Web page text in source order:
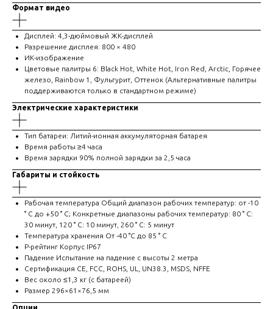
Формат видео
Дисплей: 4,3-дюймовый ЖК-дисплей
Разрешение дисплея: 800 × 480
ИК-изображение
Цветовые палитры 6: Black Hot, White Hot, Iron Red, Arctic, Горячее
железо, Rainbow 1, Фульгурит, Оттенок (Альтернативные палитры
поддерживаются только в стандартном режиме)
Электрические характеристики
Тип батареи: Литий-ионная аккумуляторная батарея
Время работы ≥4 часа
Время зарядки 90% полной зарядки за 2,5 часа
Габариты и стойкость
Рабочая температура Общий диапазон рабочих температур: от -10
° C до +50 ° C; Конкретные диапазоны рабочих температур: 80 ° C:
30 минут, 120 ° C: 10 минут, 260 ° C: 5 минут
Температура хранения От -40 °C до 85 ° C
P-рейтинг Корпус IP67
Падение Испытание на падение с высоты 2 метра
Сертификация CE, FCC, ROHS, UL, UN38.3, MSDS, NFFE
Вес около ≤1,3 кг (с батареей)
Размер 296×61×76,5 мм